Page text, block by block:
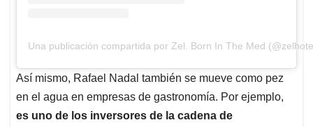
Una publicación compartida por Zel. Born In The Med
Así mismo, Rafael Nadal también se mueve como pez
en el agua en empresas de gastronomía. Por ejemplo,
es uno de los inversores de la cadena de